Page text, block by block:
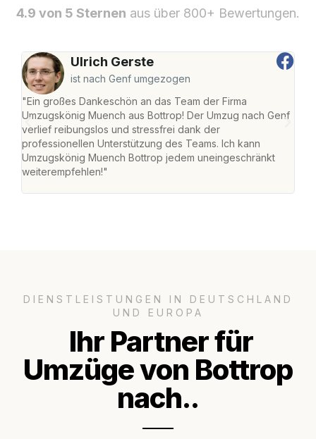
4.9 von 5 Sternen aus über 800+ Bewertungen.
Ulrich Gerste
ist nach Genf umgezogen
"Ein großes Dankeschön an das Team der Firma
Umzugskönig Muench aus Bottrop! Der Umzug nach Genf
verlief reibungslos und stressfrei dank der
professionellen Unterstützung des Teams. Ich kann
Umzugskönig Muench Bottrop jedem uneingeschränkt
weiterempfehlen!"
DIENSTLEISTUNGEN IN DEUTSCHLAND
UND EUROPA
Ihr Partner für
Umzüge von Bottrop
nach..